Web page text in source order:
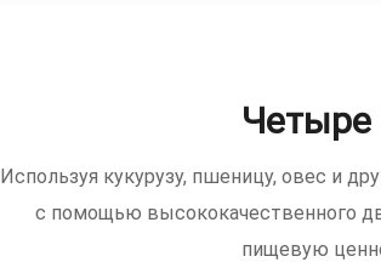
Четыре
Используя кукурузу, пшеницу, овес и
с помощью высококачественного
пищевую